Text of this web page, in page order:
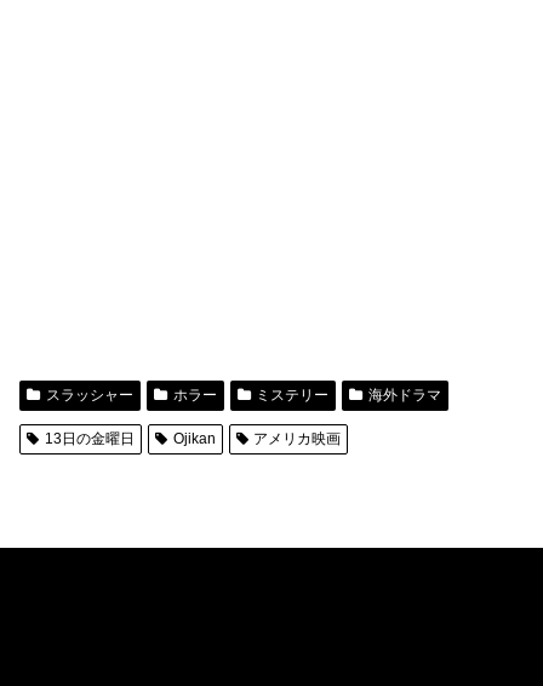
スラッシャー ホラー ミステリー 海外ドラマ
13日の金曜日 Ojikan アメリカ映画